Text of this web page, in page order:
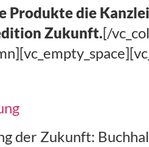
die
Zukunft.[/
der Zukunft: